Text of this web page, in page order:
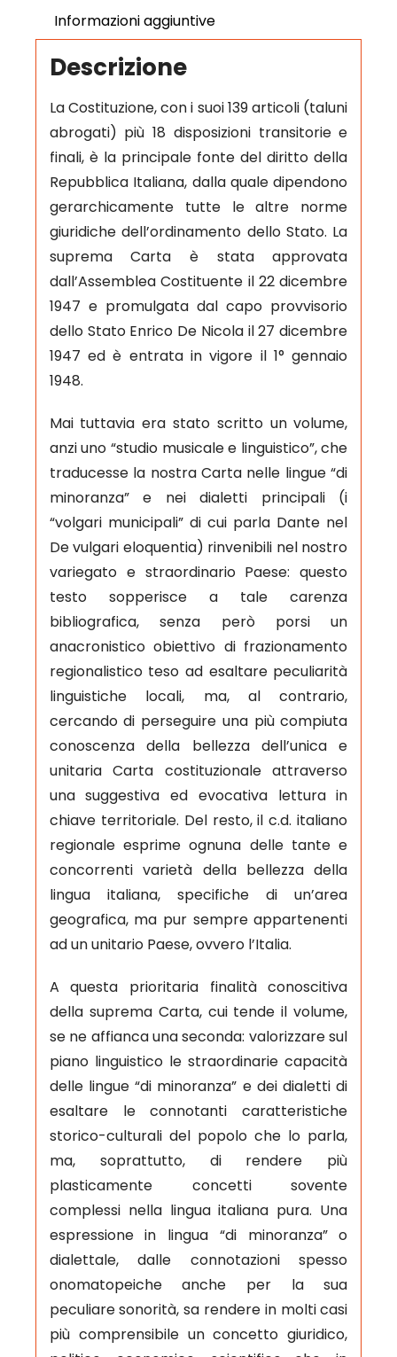
Informazioni aggiuntive
Descrizione
La Costituzione, con i suoi 139 articoli (taluni
abrogati) più 18 disposizioni transitorie e
finali, è la principale fonte del diritto della
Repubblica Italiana, dalla quale dipendono
gerarchicamente tutte le altre norme
giuridiche dell’ordinamento dello Stato. La
suprema Carta è stata approvata
dall’Assemblea Costituente il 22 dicembre
1947 e promulgata dal capo provvisorio
dello Stato Enrico De Nicola il 27 dicembre
1947 ed è entrata in vigore il 1° gennaio
1948.
Mai tuttavia era stato scritto un volume,
anzi uno “studio musicale e linguistico”, che
traducesse la nostra Carta nelle lingue “di
minoranza” e nei dialetti principali (i
“volgari municipali” di cui parla Dante nel
De vulgari eloquentia) rinvenibili nel nostro
variegato e straordinario Paese: questo
testo sopperisce a tale carenza
bibliografica, senza però porsi un
anacronistico obiettivo di frazionamento
regionalistico teso ad esaltare peculiarità
linguistiche locali, ma, al contrario,
cercando di perseguire una più compiuta
conoscenza della bellezza dell’unica e
unitaria Carta costituzionale attraverso
una suggestiva ed evocativa lettura in
chiave territoriale. Del resto, il c.d. italiano
regionale esprime ognuna delle tante e
concorrenti varietà della bellezza della
lingua italiana, specifiche di un’area
geografica, ma pur sempre appartenenti
ad un unitario Paese, ovvero l’Italia.
A questa prioritaria finalità conoscitiva
della suprema Carta, cui tende il volume,
se ne affianca una seconda: valorizzare sul
piano linguistico le straordinarie capacità
delle lingue “di minoranza” e dei dialetti di
esaltare le connotanti caratteristiche
storico-culturali del popolo che lo parla,
ma, soprattutto, di rendere più
plasticamente concetti sovente
complessi nella lingua italiana pura. Una
espressione in lingua “di minoranza” o
dialettale, dalle connotazioni spesso
onomatopeiche anche per la sua
peculiare sonorità, sa rendere in molti casi
più comprensibile un concetto giuridico,